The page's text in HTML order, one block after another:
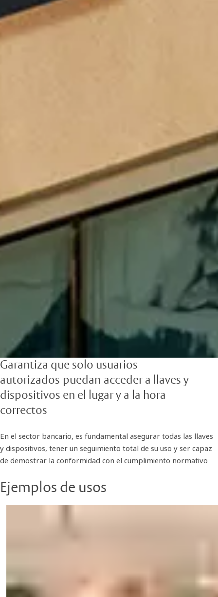
Garantiza que solo usuarios
autorizados puedan acceder a llaves y
dispositivos en el lugar y a la hora
correctos
En el sector bancario, es fundamental asegurar todas las llaves
y dispositivos, tener un seguimiento total de su uso y ser capaz
de demostrar la conformidad con el cumplimiento normativo
Ejemplos de usos